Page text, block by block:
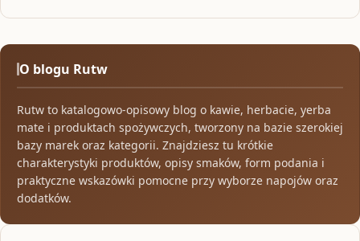
O blogu Rutw
Rutw to katalogowo-opisowy blog o kawie, herbacie, yerba
mate i produktach spożywczych, tworzony na bazie szerokiej
bazy marek oraz kategorii. Znajdziesz tu krótkie
charakterystyki produktów, opisy smaków, form podania i
praktyczne wskazówki pomocne przy wyborze napojów oraz
dodatków.